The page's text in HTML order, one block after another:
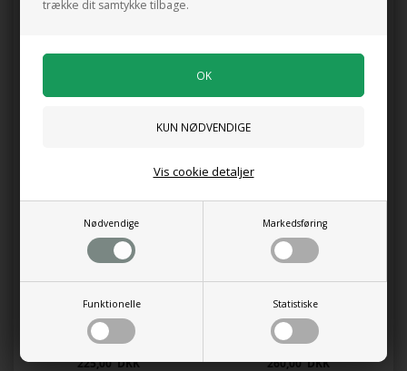
trække dit samtykke tilbage.
Nødvendige Markedsføring
Funktionelle Statistiske
Vis cookie detaljer
Produktet er endnu ikke anmeldt.Skriv en anmeldelse.
Planteske med oplukker DEWIT asketræ.
Kunder købte også
225,00 DKK
Planteske, W-skær, DeWit
260,00 DKK